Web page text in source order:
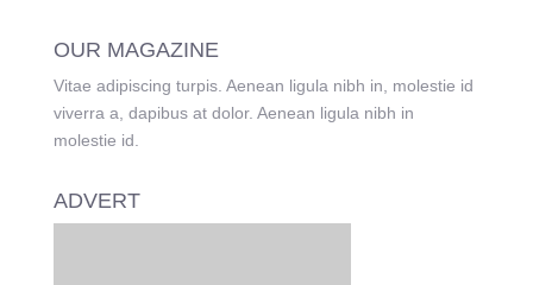
OUR MAGAZINE
Vitae adipiscing turpis. Aenean ligula nibh in, molestie id
viverra a, dapibus at dolor. Aenean ligula nibh in
molestie id.
ADVERT